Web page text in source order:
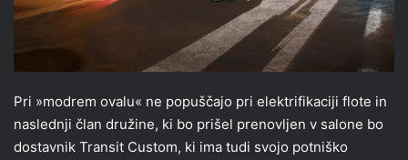
Pri »modrem ovalu« ne popuščajo pri elektrifikaciji flote in
naslednji član družine, ki bo prišel prenovljen v salone bo
dostavnik Transit Custom, ki ima tudi svojo potniško